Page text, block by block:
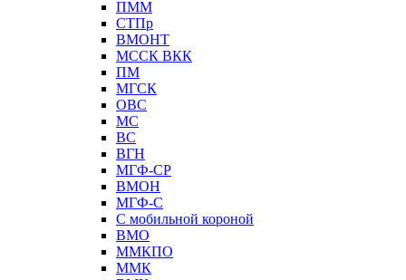
ПММ
СТПр
ВМОНТ
МССК ВКК
ПМ
МГСК
ОВС
МС
ВС
ВГН
МГФ-СР
ВМОН
МГФ-С
С мобильной короной
ВМО
ММКПО
ММК